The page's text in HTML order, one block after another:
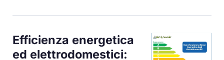
Efficienza energetica
ed elettrodomestici: